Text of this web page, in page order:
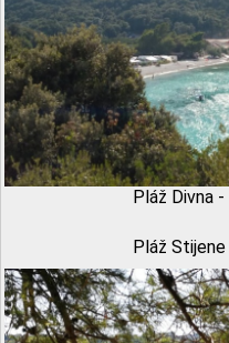
Pláž Divna
Pláž